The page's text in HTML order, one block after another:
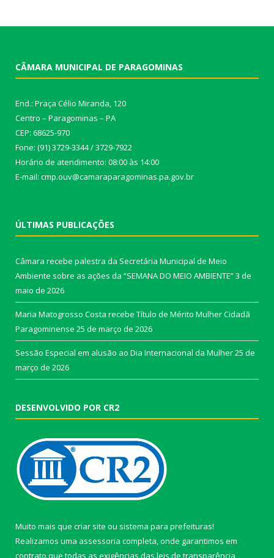
CÂMARA MUNICIPAL DE PARAGOMINAS
End.: Praça Célio Miranda, 120
Centro – Paragominas – PA
CEP: 68625-970
Fone: (91) 3729-3344 / 3729-7922
Horário de atendimento: 08:00 às 14:00
E-mail: cmp.ouv@camaraparagominas.pa.gov.br
ÚLTIMAS PUBLICAÇÕES
Câmara recebe palestra da Secretária Municipal de Meio
Ambiente sobre as ações da “SEMANA DO MEIO AMBIENTE”3 de
maio de 2026
Maria Matogrosso Costa recebe Título de Mérito Mulher Cidadã
Paragominense 25 de março de 2026
Sessão Especial em alusão ao Dia Internacional da Mulher25 de
março de 2026
DESENVOLVIDO POR CR2
Muito mais que criar site ou sistema para prefeituras!
Realizamos uma assessoria completa, onde garantimos em
contrato que todas as exigências das leis de transparência